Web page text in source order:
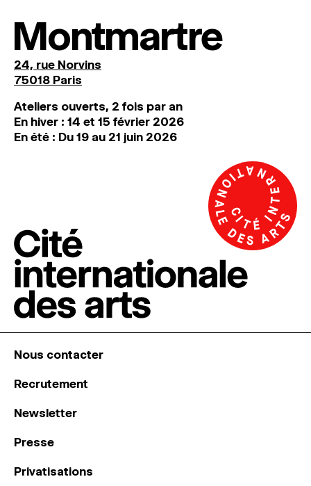
Montmartre
24, rue Norvins
75018 Paris
Ateliers ouverts, 2 fois par an
En hiver : 14 et 15 février 2026
En été : Du 19 au 21 juin 2026
Nous contacter
Recrutement
Newsletter
Presse
Privatisations